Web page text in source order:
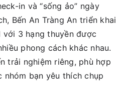
in và “sống ảo” ngày
Bến An Tràng An triển khai
với 3 hạng thuyền được
phong cách khác nhau.
trải nghiệm riêng, phù hợp
nhóm bạn yêu thích chụp